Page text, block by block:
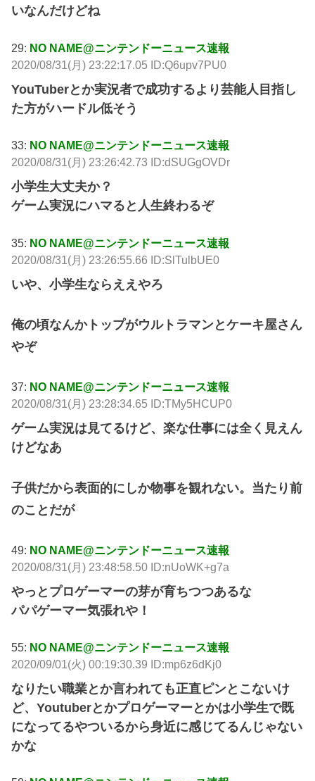
いなんだけどね
29: NO NAME@ニンテンドーニュース速報
2020/08/31(月) 23:22:17.05 ID:Q6upv7PU0
YouTuberとか実況者で成功するより芸能人目指し
た方がハードル低そう
33: NO NAME@ニンテンドーニュース速報
2020/08/31(月) 23:26:42.73 ID:dSUGgOVDr
小学生大丈夫か？
ゲーム実況にハマると人生終わるぞ
35: NO NAME@ニンテンドーニュース速報
2020/08/31(月) 23:26:55.66 ID:SlTulbUE0
いや、小学生ならええやろ
俺の頃なんかトップがウルトラマンとケーキ屋さん
やぞ
37: NO NAME@ニンテンドーニュース速報
2020/08/31(月) 23:28:34.65 ID:TMy5HCUP0
ゲーム実況は見てるけど、楽な仕事には全く見えん
けどなあ
子供だから表面的にしか物事を観れない。当たり前
のことだが
49: NO NAME@ニンテンドーニュース速報
2020/08/31(月) 23:48:58.50 ID:nUoWK+g7a
やっとプロゲーマーの芽が育ちつつあるな
パパゲーマー気張れや！
55: NO NAME@ニンテンドーニュース速報
2020/09/01(火) 00:19:30.39 ID:mp6z6dKj0
なりたい職業とか言われても正直ピンとこないけ
ど、Youtuberとかプロゲーマーとかは小学生で既
になってるやついるから身近に感じてるんじゃない
かな